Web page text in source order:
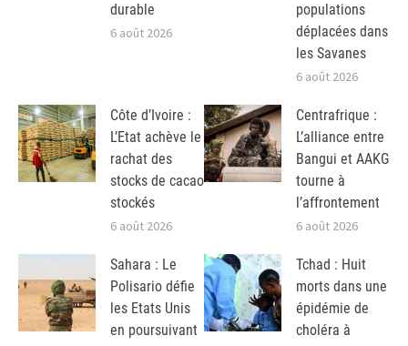
durable
6 août 2026
populations
déplacées dans
les Savanes
6 août 2026
Côte d’Ivoire :
L’Etat achève le
rachat des
stocks de cacao
stockés
6 août 2026
Centrafrique :
L’alliance entre
Bangui et AAKG
tourne à
l’affrontement
6 août 2026
Sahara : Le
Polisario défie
les Etats Unis
en poursuivant
Tchad : Huit
morts dans une
épidémie de
choléra à